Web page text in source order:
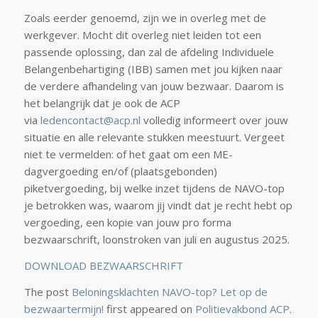
Zoals eerder genoemd, zijn we in overleg met de
werkgever. Mocht dit overleg niet leiden tot een
passende oplossing, dan zal de afdeling Individuele
Belangenbehartiging (IBB) samen met jou kijken naar
de verdere afhandeling van jouw bezwaar. Daarom is
het belangrijk dat je ook de ACP
via ledencontact@acp.nl volledig informeert over jouw
situatie en alle relevante stukken meestuurt. Vergeet
niet te vermelden: of het gaat om een ME-
dagvergoeding en/of (plaatsgebonden)
piketvergoeding, bij welke inzet tijdens de NAVO-top
je betrokken was, waarom jij vindt dat je recht hebt op
vergoeding, een kopie van jouw pro forma
bezwaarschrift, loonstroken van juli en augustus 2025.
DOWNLOAD BEZWAARSCHRIFT
The post Beloningsklachten NAVO-top? Let op de
bezwaartermijn! first appeared on Politievakbond ACP.